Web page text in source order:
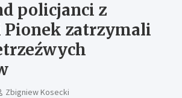
policjanci z
Pionek zatrzymali
Zbigniew Kosecki